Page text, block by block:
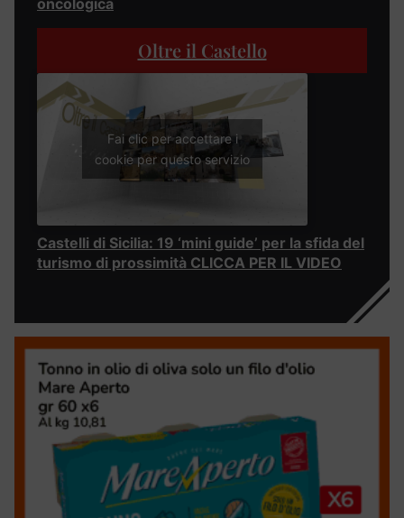
Oltre il Castello
Fai clic per accettare i
cookie per questo servizio
Castelli di Sicilia: 19 ‘mini guide’ per la sfida del
turismo di prossimità CLICCA PER IL VIDEO